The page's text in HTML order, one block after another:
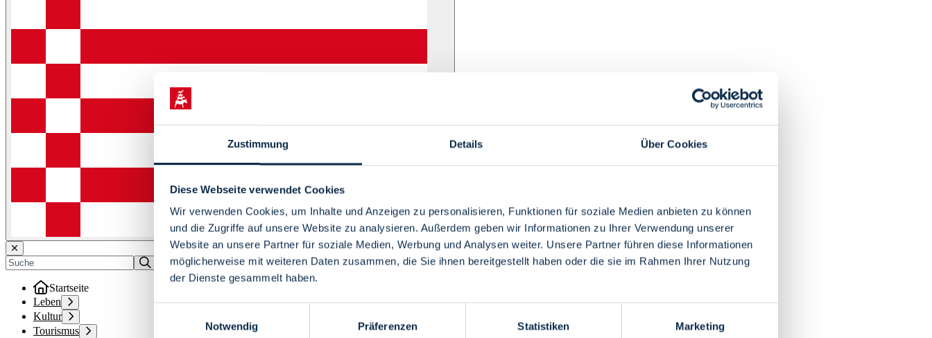
Zustimmung Details Über Cookies
Diese Webseite verwendet Cookies
Wir verwenden Cookies, um Inhalte und Anzeigen zu personalisieren, Funktionen für soziale Medien anbieten zu können
und die Zugriffe auf unsere Website zu analysieren. Außerdem geben wir Informationen zu Ihrer Verwendung unserer
Website an unsere Partner für soziale Medien, Werbung und Analysen weiter. Unsere Partner führen diese Informationen
möglicherweise mit weiteren Daten zusammen, die Sie ihnen bereitgestellt haben oder die sie im Rahmen Ihrer Nutzung
der Dienste gesammelt haben.
Notwendig
Präferenzen Statistiken Marketing
Menü
Startseite
Leben
Kultur
Tourismus